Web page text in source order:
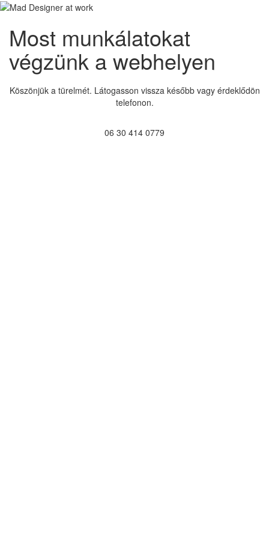
Most munkálatokat
végzünk a webhelyen
Köszönjük a türelmét. Látogasson vissza később vagy érdeklődön
telefonon.
06 30 414 0779